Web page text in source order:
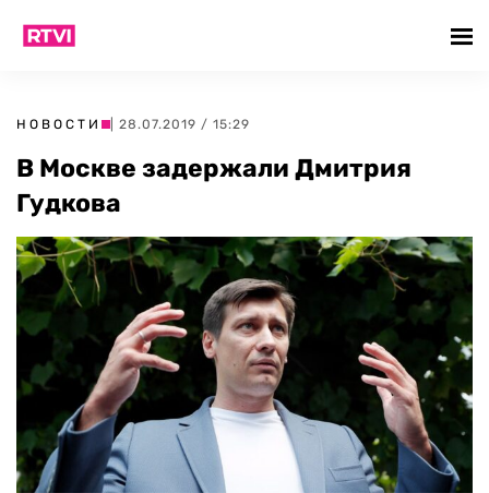
НОВОСТИ | 28.07.2019 / 15:29
В Москве задержали Дмитрия
Гудкова